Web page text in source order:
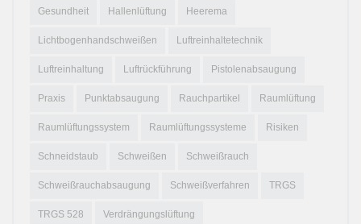
Gesundheit Hallenlüftung Heerema
Lichtbogenhandschweißen Luftreinhaltetechnik
Luftreinhaltung Luftrückführung Pistolenabsaugung
Praxis Punktabsaugung Rauchpartikel Raumlüftung
Raumlüftungssystem Raumlüftungssysteme Risiken
Schneidstaub Schweißen Schweißrauch
Schweißrauchabsaugung Schweißverfahren TRGS
TRGS 528 Verdrängungslüftung